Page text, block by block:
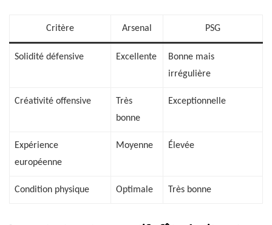
Critère Arsenal PSG
Solidité défensive Excellente
Bonne mais
irrégulière
Créativité offensive
Très
bonne
Exceptionnelle
Expérience
européenne
Moyenne Élevée
Condition physique Optimale Très bonne